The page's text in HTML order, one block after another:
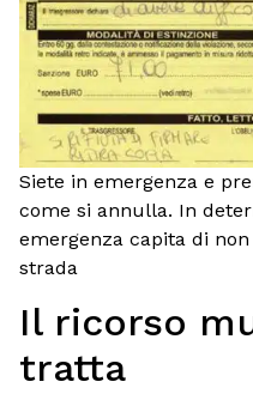
Siete in emergenza e
come si annulla. In
emergenza capita di
strada
Il ricorso
tratta